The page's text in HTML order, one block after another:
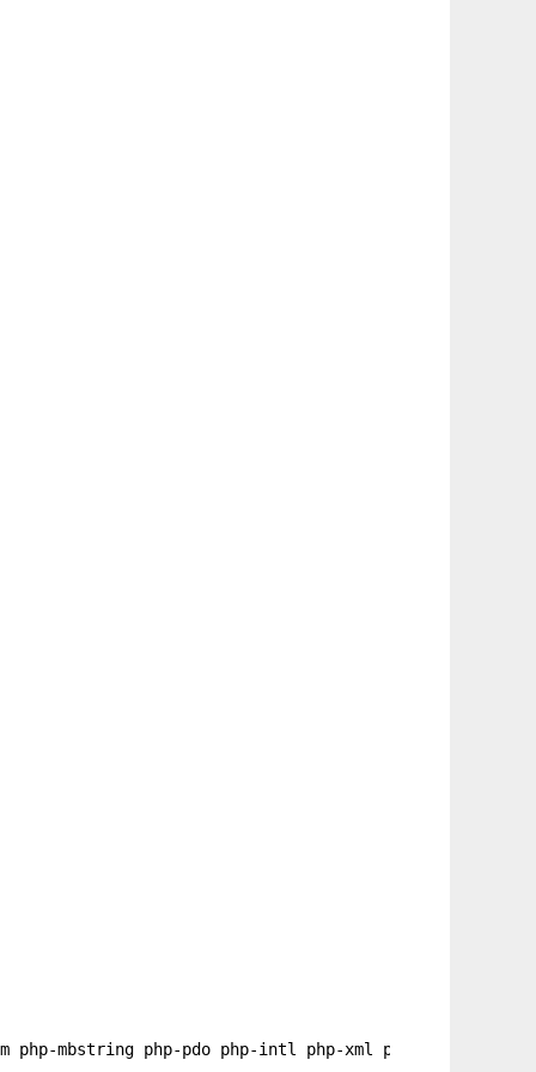
mbstring php-pdo php-intl php-xml php-pear php-